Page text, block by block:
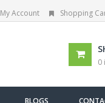
My Account Shopping
0
BLOGS